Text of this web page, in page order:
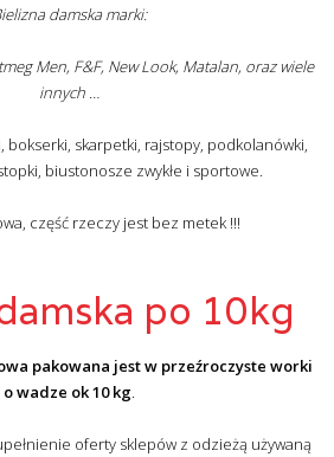
damska marki:
Men, F&F, New Look, Matalan, oraz wiele
innych …
bokserki, skarpetki, rajstopy, podkolanówki,
biustonosze zwykłe i sportowe.
część rzeczy jest bez metek !!!
po 10kg
pakowana jest w przeźroczyste worki
o wadze ok 10 kg.
oferty sklepów z odzieżą używaną